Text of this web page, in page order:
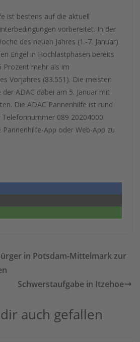
ist bestens auf die aktuell
vorbereitet. In der
des neuen Jahres (1.-7. Januar)
Engel in Hochlastphasen bereits
Prozent mehr als im
Vorjahres (83.551). Die meisten
ADAC dabei am 5. Januar mit
Die ADAC Pannenhilfe ist rund
089 20204000
App oder Web-App zu
in Potsdam-Mittelmark zur
Schwerstaufgabe in Itzehoe
auch gefallen